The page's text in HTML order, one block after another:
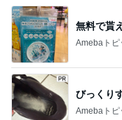
無料で貰
Amebaトピ
びっくり
Amebaトピ